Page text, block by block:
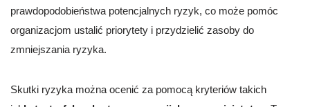
prawdopodobieństwa potencjalnych ryzyk, co może pomóc
organizacjom ustalić priorytety i przydzielić zasoby do
zmniejszania ryzyka.
Skutki ryzyka można ocenić za pomocą kryteriów takich